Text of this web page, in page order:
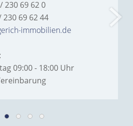
230 69 62 0
230 69 62 44
immobilien.de
09:00 - 18:00 Uhr